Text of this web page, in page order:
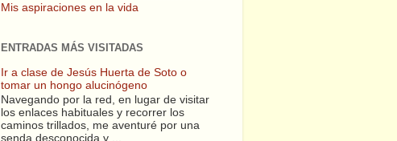
Mis aspiraciones en la vida
ENTRADAS MÁS VISITADAS
Ir a clase de Jesús Huerta de Soto o
tomar un hongo alucinógeno
Navegando por la red, en lugar de visitar
los enlaces habituales y recorrer los
caminos trillados, me aventuré por una
senda desconocida y ...